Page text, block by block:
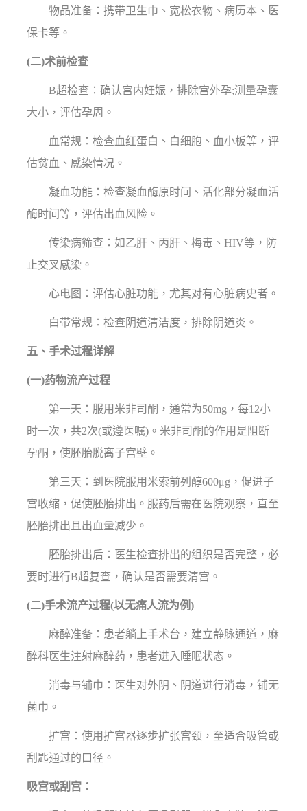
物品准备：携带卫生巾、宽松衣物、病历本、医
保卡等。
(二)术前检查
B超检查：确认宫内妊娠，排除宫外孕;测量孕囊
大小，评估孕周。
血常规：检查血红蛋白、白细胞、血小板等，评
估贫血、感染情况。
凝血功能：检查凝血酶原时间、活化部分凝血活
酶时间等，评估出血风险。
传染病筛查：如乙肝、丙肝、梅毒、HIV等，防
止交叉感染。
心电图：评估心脏功能，尤其对有心脏病史者。
白带常规：检查阴道清洁度，排除阴道炎。
五、手术过程详解
(一)药物流产过程
第一天：服用米非司酮，通常为50mg，每12小
时一次，共2次(或遵医嘱)。米非司酮的作用是阻断
孕酮，使胚胎脱离子宫壁。
第三天：到医院服用米索前列醇600μg，促进子
宫收缩，促使胚胎排出。服药后需在医院观察，直至
胚胎排出且出血量减少。
胚胎排出后：医生检查排出的组织是否完整，必
要时进行B超复查，确认是否需要清宫。
(二)手术流产过程(以无痛人流为例)
麻醉准备：患者躺上手术台，建立静脉通道，麻
醉科医生注射麻醉药，患者进入睡眠状态。
消毒与铺巾：医生对外阴、阴道进行消毒，铺无
菌巾。
扩宫：使用扩宫器逐步扩张宫颈，至适合吸管或
刮匙通过的口径。
吸宫或刮宫：